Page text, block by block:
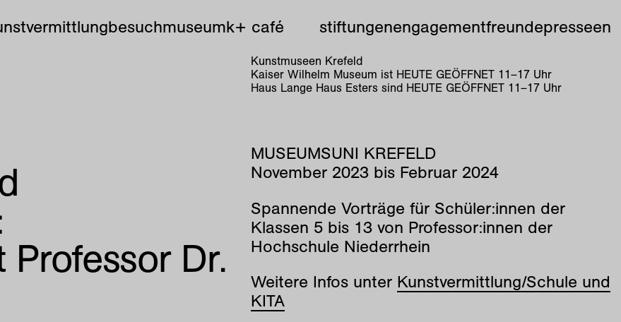
besuchmuseumk+ café stiftungenengagementfreundepresseen
Kunstmuseen Krefeld
Kaiser Wilhelm Museum ist HEUTE GEÖFFNET 11–17Uhr
Haus Lange Haus Esters sind HEUTE GEÖFFNET 11–17Uhr
Dr.
MUSEUMSUNI KREFELD
November 2023 bis Februar 2024
Spannende Vorträge für Schüler:innen der
Klassen 5 bis 13 von Professor:innen der
Hochschule Niederrhein
Weitere Infos unter Kunstvermittlung/Schule und
KITA